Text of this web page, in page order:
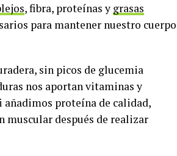
, fibra, proteínas y grasas
para mantener nuestro cuerpo
sin picos de glucemia
nos aportan vitaminas y
añadimos proteína de calidad,
muscular después de realizar